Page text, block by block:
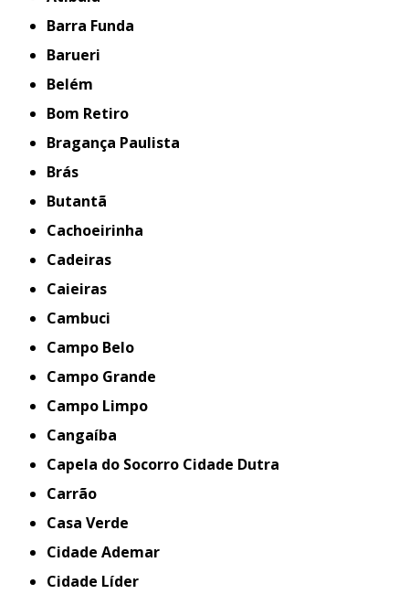
Barra Funda
Barueri
Belém
Bom Retiro
Bragança Paulista
Brás
Butantã
Cachoeirinha
Cadeiras
Caieiras
Cambuci
Campo Belo
Campo Grande
Campo Limpo
Cangaíba
Capela do Socorro Cidade Dutra
Carrão
Casa Verde
Cidade Ademar
Cidade Líder